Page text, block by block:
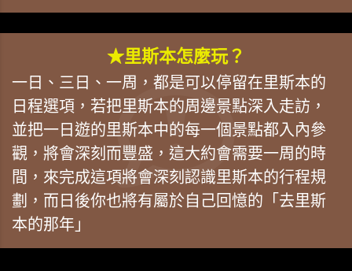
★里斯本怎麼玩？
一日、三日、一周，都是可以停留在里斯本的
日程選項，若把里斯本的周邊景點深入走訪，
並把一日遊的里斯本中的每一個景點都入內參
觀，將會深刻而豐盛，這大約會需要一周的時
間，來完成這項將會深刻認識里斯本的行程規
劃，而日後你也將有屬於自己回憶的「去里斯
本的那年」